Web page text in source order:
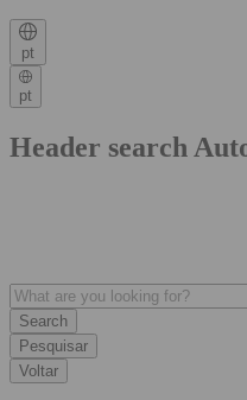
pt
pt
Header search
Pesquisar
Voltar